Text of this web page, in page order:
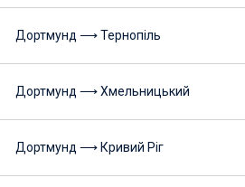
Дортмунд ⟶ Тернопіль
Дортмунд ⟶ Хмельницький
Дортмунд ⟶ Кривий Ріг